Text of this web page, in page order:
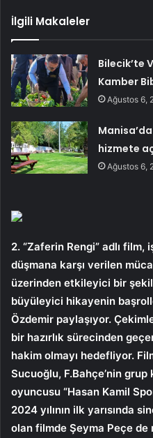
İlgili Makaleler
Bilecik’te
Kamber
Ağustos 6,
hizmete
Ağustos 6,
2. “Zaferin Rengi” adlı film,
düşmana karşı verilen
üzerinden etkileyici bir
büyüleyici hikayenin
Özdemir paylaşıyor.
bir hazırlık sürecinden
hakim olmayı hedefliyor.
Sucuoğlu, F.Bahçe’nin
oyuncusu “Hasan Kamil
2024 yılının ilk yarısında
olan filmde Şeyma Peçe de